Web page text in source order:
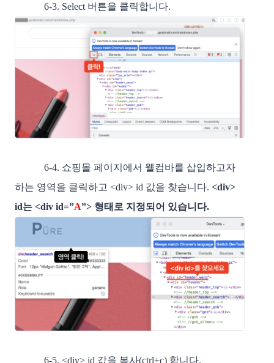
6-3. Select 버튼을 클릭합니다.
6-4. 쇼핑몰 페이지에서 웰컴바를 삽입하고자
하는 영역을 클릭하고 <div> id 값을 찾습니다. <div>
id는 <div id=”A”> 형태로 지정되어 있습니다.
6-5. <div> id 값을 복사(ctrl+c) 합니다.